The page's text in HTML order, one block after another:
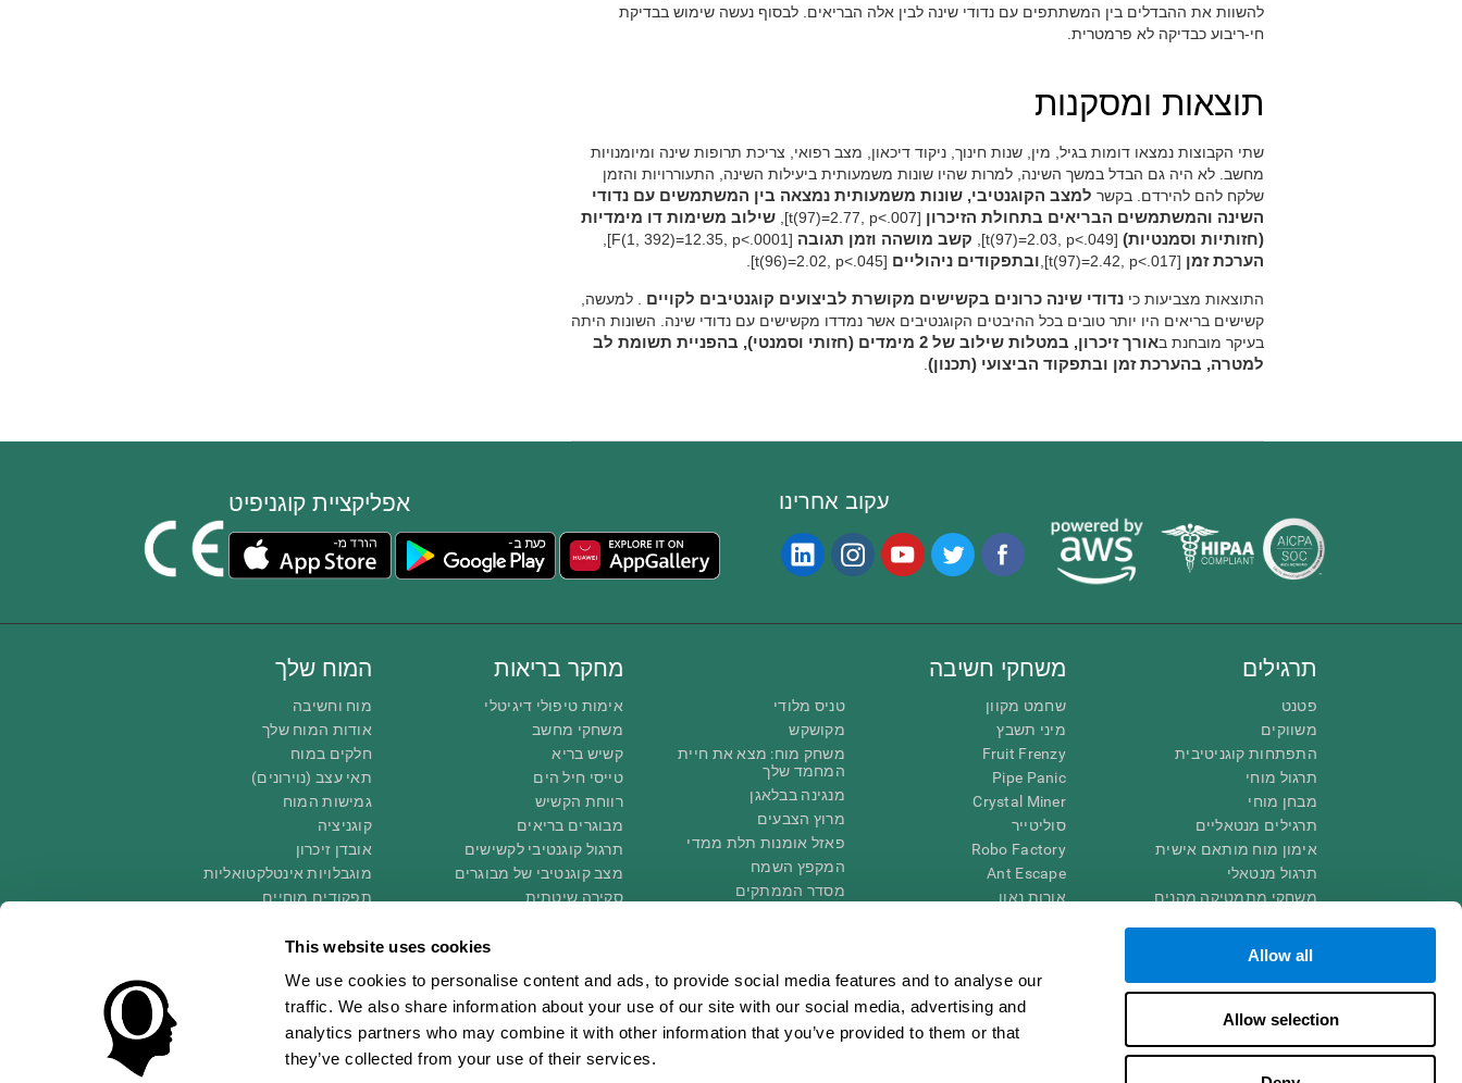
This website uses cookies
We use cookies to personalise content and ads, to provide social media features and to analyse our
traffic. We also share information about your use of our site with our social media, advertising and
analytics partners who may combine it with other information that you’ve provided to them or that
they’ve collected from your use of their services.
Allow all
Allow selection
להשוות את ההבדלים בין המשתתפים עם נדודי שינה לבין אלה הבריאים. לבסוף נעשה שימוש בבדיקת
חי-ריבוע כבדיקה לא פרמטרית.
תוצאות ומסקנות
שתי הקבוצות נמצאו דומות בגיל, מין, שנות חינוך, ניקוד דיכאון, מצב רפואי, צריכת תרופות שינה ומיומנויות
מחשב. לא היה גם הבדל במשך השינה, למרות שהיו שונות משמעותית ביעילות השינה, התעוררויות והזמן
שלקח להם להירדם. בקשר למצב הקוגנטיבי, שונות משמעותית נמצאה בין המשתמשים עם נדודי
השינה והמשתמשים הבריאים בתחולת הזיכרון [t(97)=2.77, p<.007],
שילוב משימות דו מימדיות
(חזותיות וסמנטיות) [t(97)=2.03, p<.049], קשב מושהה וזמן תגובה [F(1, 392)=12.35, p<.0001],
הערכת זמן [t(97)=2.42, p<.017], ובתפקודים ניהוליים [t(96)=2.02, p<.045].
התוצאות מצביעות כי נדודי שינה כרונים בקשישים מקושרת לביצועים קוגנטיבים לקויים
. למעשה,
קשישים בריאים היו יותר טובים בכל ההיבטים הקוגנטיבים אשר נמדדו מקשישים עם נדודי שינה. השונות היתה
בעיקר מובחנת ב
אורך זיכרון, במטלות שילוב של 2 מימדים (חזותי וסמנטי), בהפניית תשומת לב
למטרה, בהערכת זמן ובתפקוד הביצועי (תכנון)
אפליקציית קוגניפיט עקוב אחרינו
המוח שלך
מוח וחשיבה
אודות המוח שלך
חלקים במוח
תאי עצב (נוירונים)
גמישות המוח
קוגניציה
אובדן זיכרון
מוגבלויות אינטלקטואליות
תפקודים מוחיים
תפיסה
מחקר בריאות
אימות טיפולי דיגיטלי
משחקי מחשב
קשיש בריא
טייסי חיל הים
רווחת הקשיש
מבוגרים בריאים
תרגול קוגנטיבי לקשישים
מצב קוגנטיבי של מבוגרים
סקירה שיטתית
משחקי חשיבה
שחמט מקוון
מיני תשבץ
Fruit Frenzy
Pipe Panic
Crystal Miner
סוליטייר
Robo Factory
Ant Escape
אורות נאון
Space Rescue
שגעון החשבון
מרוץ גולות
טניס מלודי
מקושקש
משחק מוח: מצא את חיית
המחמד שלך
מנגינה בבלאגן
מרוץ הצבעים
פאזל אומנות תלת ממדי
המקפץ השמח
מסדר הממתקים
בלון הדבורים
משחקים לזריזות מנטאלית
משחקי זיכרון מקוונים
תרגילים
פטנט
משווקים
התפתחות קוגניטיבית
תרגול מוחי
מבחן מוחי
תרגילים מנטאליים
אימון מוח מותאם אישית
תרגול מנטאלי
משחקי מתמטיקה מהנים
מבחן IQ